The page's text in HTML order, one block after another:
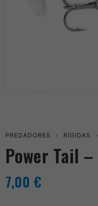
PREDADORES › RÍGIDAS ›
Power Tail
7,00 €